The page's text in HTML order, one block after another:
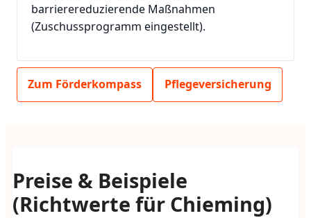
barrierereduzierende Maßnahmen
(Zuschussprogramm eingestellt).
Zum Förderkompass Pflegeversicherung
Preise & Beispiele
(Richtwerte für Chieming)